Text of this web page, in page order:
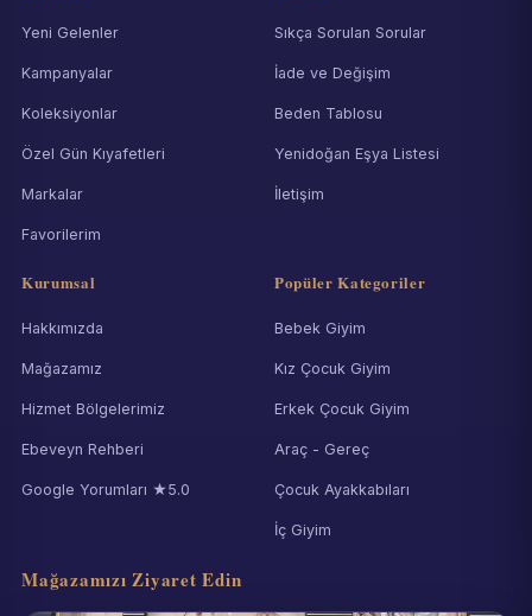
Yeni Gelenler
Kampanyalar
Koleksiyonlar
Özel Gün Kıyafetleri
Markalar
Favorilerim
Sıkça Sorulan Sorular
İade ve Değişim
Beden Tablosu
Yenidoğan Eşya Listesi
İletişim
Kurumsal
Hakkımızda
Mağazamız
Hizmet Bölgelerimiz
Ebeveyn Rehberi
Google Yorumları ★5.0
Popüler Kategoriler
Bebek Giyim
Kız Çocuk Giyim
Erkek Çocuk Giyim
Araç - Gereç
Çocuk Ayakkabıları
İç Giyim
Mağazamızı Ziyaret Edin